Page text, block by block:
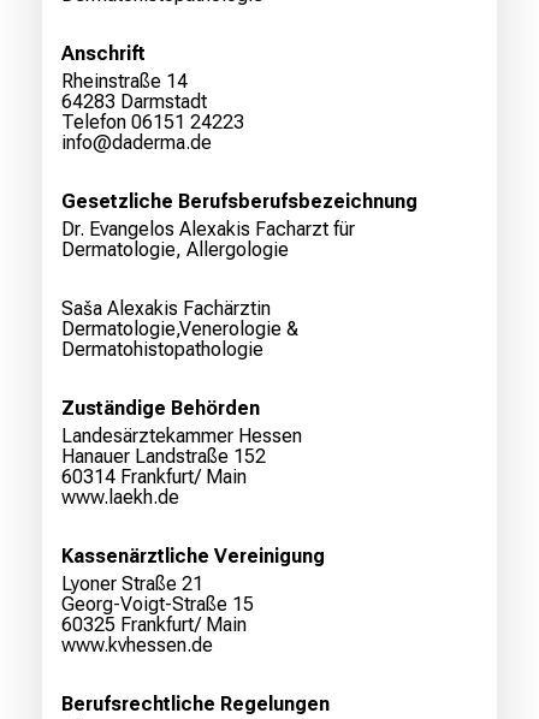
Anschrift
Rheinstraße 14
64283 Darmstadt
Telefon 06151 24223
info@daderma.de
Gesetzliche Berufsberufsbezeichnung
Dr. Evangelos Alexakis Facharzt für
Dermatologie, Allergologie
Saša Alexakis Fachärztin
Dermatologie,Venerologie &
Dermatohistopathologie
Zuständige Behörden
Landesärztekammer Hessen
Hanauer Landstraße 152
60314 Frankfurt/ Main
www.laekh.de
Kassenärztliche Vereinigung
Lyoner Straße 21
Georg-Voigt-Straße 15
60325 Frankfurt/ Main
www.kvhessen.de
Berufsrechtliche Regelungen